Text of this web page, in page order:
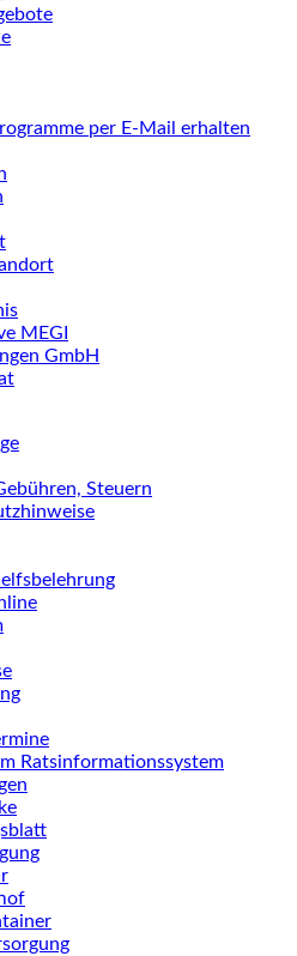
per E-Mail erhalten
MEGI
GmbH
Steuern
Ratsinformationssystem